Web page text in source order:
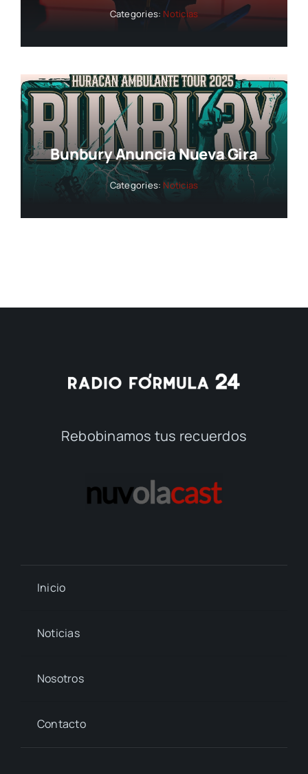
Categories: Noticias
Bunbury Anuncia Nueva Gira
Categories: Noticias
Rebobinamos tus recuerdos
Inicio
Noticias
Nosotros
Contacto